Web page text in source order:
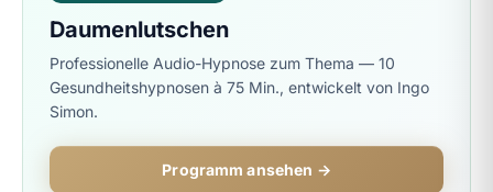
Daumenlutschen
Professionelle Audio-Hypnose zum Thema — 10
Gesundheitshypnosen à 75 Min., entwickelt von Ingo
Simon.
Programm ansehen →